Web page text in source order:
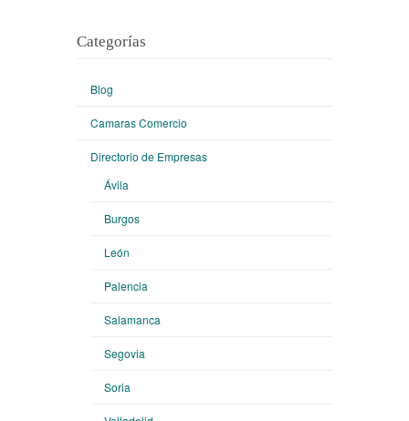
Categorías
Blog
Camaras Comercio
Directorio de Empresas
Ávila
Burgos
León
Palencia
Salamanca
Segovia
Soria